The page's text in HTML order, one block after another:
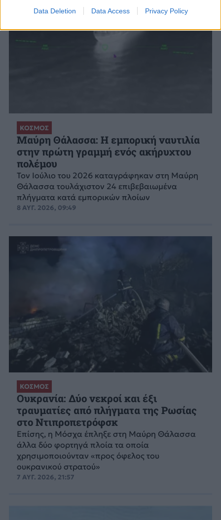
Data Deletion Data Access Privacy Policy
ΚΟΣΜΟΣ
Μαύρη Θάλασσα: Η εμπορική ναυτιλία
στην πρώτη γραμμή ενός ακήρυχτου
πολέμου
Τον Ιούλιο του 2026 καταγράφηκαν στη Μαύρη
Θάλασσα τουλάχιστον 24 επιβεβαιωμένα
πλήγματα κατά εμπορικών πλοίων
8 ΑΥΓ. 2026, 09:49
ΚΟΣΜΟΣ
Ουκρανία: Δύο νεκροί και έξι
τραυματίες από πλήγματα της Ρωσίας
στο Ντιπροπετρόφσκ
Επίσης, η Μόσχα έπληξε στη Μαύρη Θάλασσα
άλλα δύο φορτηγά πλοία τα οποία
χρησιμοποιούνταν «προς όφελος του
ουκρανικού στρατού»
7 ΑΥΓ. 2026, 21:57